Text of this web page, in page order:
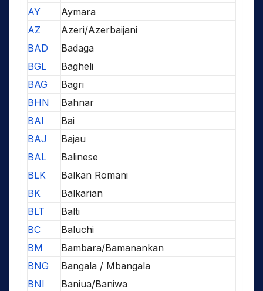
AY
Aymara
AZ
Azeri/Azerbaijani
BAD
Badaga
BGL
Bagheli
BAG
Bagri
BHN
Bahnar
BAI
Bai
BAJ
Bajau
BAL
Balinese
BLK
Balkan Romani
BK
Balkarian
BLT
Balti
BC
Baluchi
BM
Bambara/Bamanankan
BNG
Bangala / Mbangala
BNI
Baniua/Baniwa